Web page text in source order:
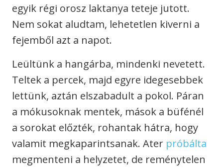
egyik régi orosz laktanya teteje jutott.
Nem sokat aludtam, lehetetlen kiverni a
fejemből azt a napot.
Leültünk a hangárba, mindenki nevetett.
Teltek a percek, majd egyre idegesebbek
lettünk, aztán elszabadult a pokol. Páran
a mókusoknak mentek, mások a büfénél
a sorokat előzték, rohantak hátra, hogy
valamit megkaparintsanak. Ater próbálta
megmenteni a helyzetet, de reménytelen